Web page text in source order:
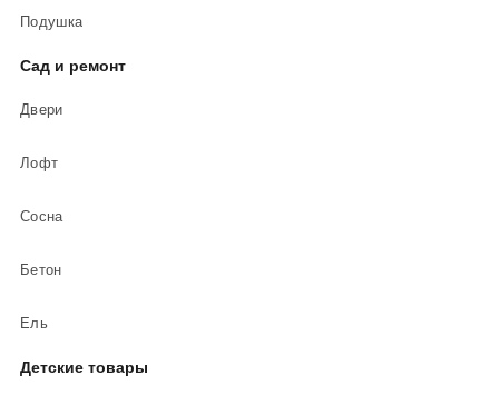
Подушка
Сад и ремонт
Двери
Лофт
Сосна
Бетон
Ель
Детские товары